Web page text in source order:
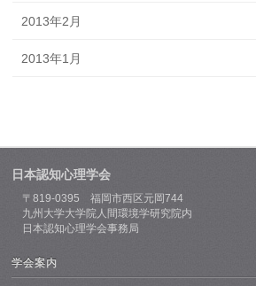
2013年2月
2013年1月
日本認知心理学会
〒819-0395 福岡市西区元岡744
九州大学大学院人間環境学研究院内
日本認知心理学会事務局
学会案内